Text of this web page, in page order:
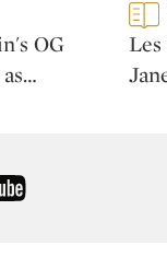
OG
…
youtube